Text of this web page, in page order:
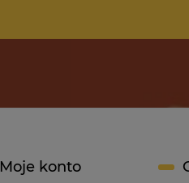
Moje konto